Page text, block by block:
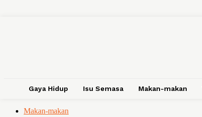
Gaya Hidup Isu Semasa Makan-makan
Makan-makan